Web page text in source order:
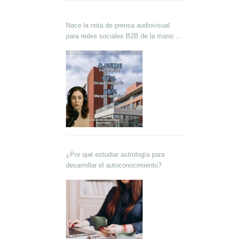
Nace la nota de prensa audiovisual
para redes sociales B2B de la mano de
¿Por qué estudiar astrología para
desarrollar el autoconocimiento?